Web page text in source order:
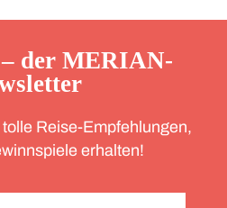
der MERIAN-
Reise-Empfehlungen,
erhalten!